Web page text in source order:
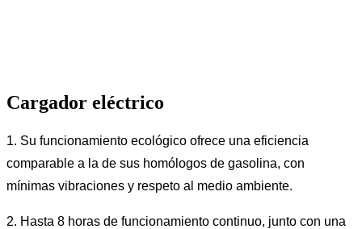
Cargador eléctrico
1. Su funcionamiento ecológico ofrece una eficiencia
comparable a la de sus homólogos de gasolina, con
mínimas vibraciones y respeto al medio ambiente.
2. Hasta 8 horas de funcionamiento continuo, junto con una